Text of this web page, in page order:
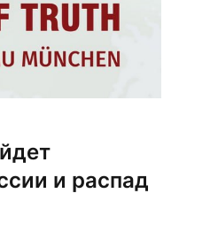
и распад